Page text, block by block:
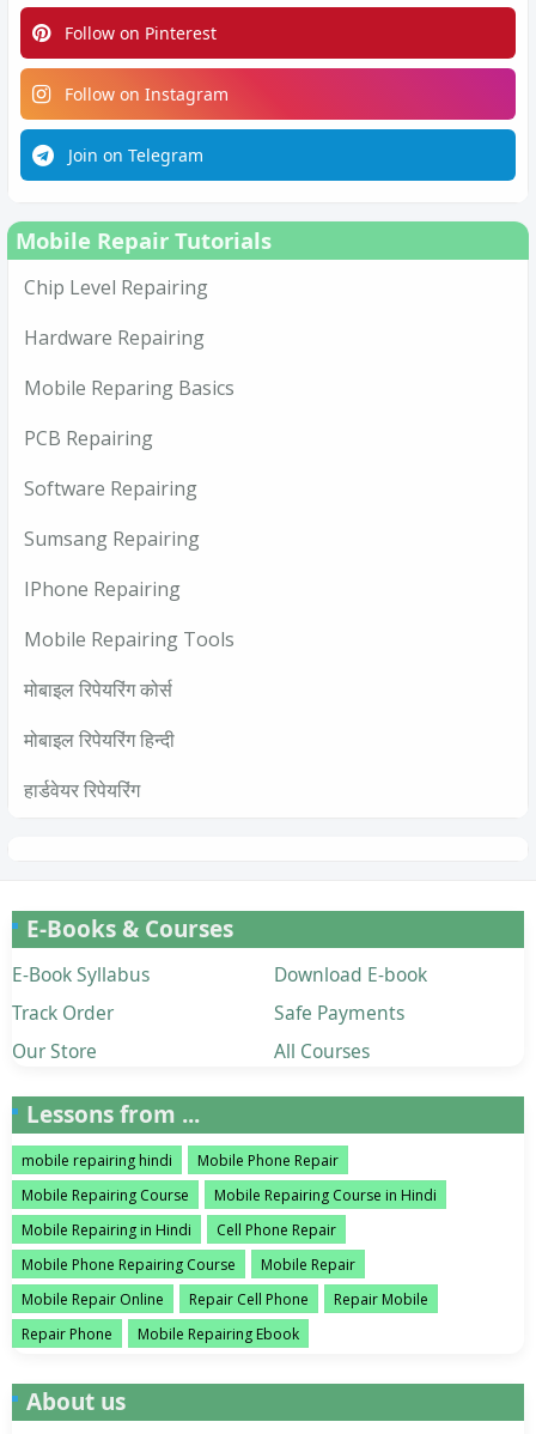
Follow on Pinterest
Follow on Instagram
Join on Telegram
Mobile Repair Tutorials
Chip Level Repairing
Hardware Repairing
Mobile Reparing Basics
PCB Repairing
Software Repairing
Sumsang Repairing
IPhone Repairing
Mobile Repairing Tools
मोबाइल रिपेयरिंग कोर्स
मोबाइल रिपेयरिंग हिन्दी
हार्डवेयर रिपेयरिंग
E-Books & Courses
E-Book Syllabus
Download E-book
Track Order
Safe Payments
Our Store
All Courses
Lessons from ...
mobile repairing hindi
Mobile Phone Repair
Mobile Repairing Course
Mobile Repairing Course in Hindi
Mobile Repairing in Hindi
Cell Phone Repair
Mobile Phone Repairing Course
Mobile Repair
Mobile Repair Online
Repair Cell Phone
Repair Mobile
Repair Phone
Mobile Repairing Ebook
About us